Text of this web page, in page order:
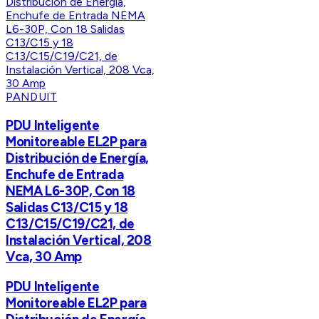
PANDUIT
PDU Inteligente
Monitoreable EL2P para
Distribución de Energía,
Enchufe de Entrada
NEMA L6-30P, Con 18
Salidas C13/C15 y 18
C13/C15/C19/C21, de
Instalación Vertical, 208
Vca, 30 Amp
PDU Inteligente
Monitoreable EL2P para